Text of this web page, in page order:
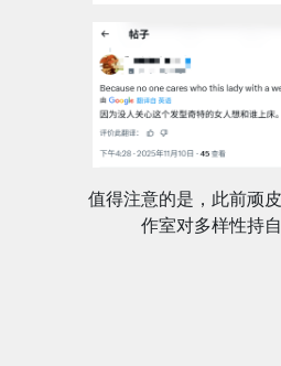
值得注意的是，此前顽
作室对多样性持自